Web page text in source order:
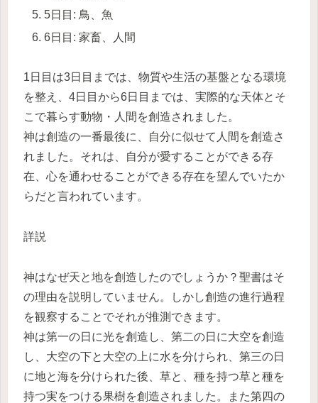
5日目: 鳥、魚
6日目: 家畜、人間
1日目は3日目までは、物質や生活の基盤となる環境
を整え、4日目から6日目までは、実際的な天体とそ
こで暮らす動物・人間を創造されました。
神は創造の一番最後に、自分に似せて人間を創造さ
れました。それは、自分が愛することができる存
在、心を通わせることができる存在を望んでいたか
らだと言われています。
詳説
神はなぜ天と地を創造したのでしょうか？聖書はそ
の理由を説明していません。しかし創造の進行過程
を観察することでそれが推測できます。
神は第一の日に光を創造し、第二の日に大空を創造
し、大空の下と大空の上に水を分けられ、第三の日
に地と海を分けられた後、草と、種を持つ草と種を
持つ実をつける果樹を創造されました。また第四の